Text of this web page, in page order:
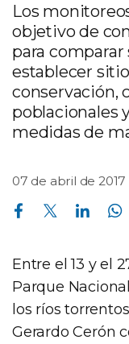
Los
objetivo de
para
establecer
conservación,
poblacionales
medidas de
07 de abril de 2017
Compartir en Facebook Compartir en Twitter Compartir en Linkedin Compartir en Whatsapp
Entre el 13 y el
Parque
los ríos
Gerardo Cerón